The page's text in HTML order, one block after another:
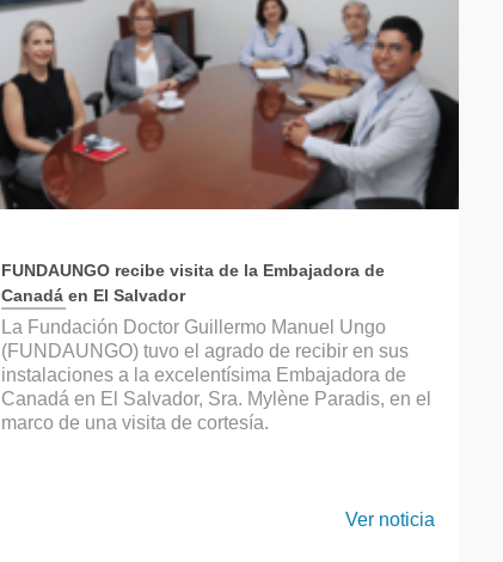
FUNDAUNGO recibe visita de la Embajadora de
Canadá en El Salvador
La Fundación Doctor Guillermo Manuel Ungo
(FUNDAUNGO) tuvo el agrado de recibir en sus
instalaciones a la excelentísima Embajadora de
Canadá en El Salvador, Sra. Mylène Paradis, en el
marco de una visita de cortesía.
Ver noticia